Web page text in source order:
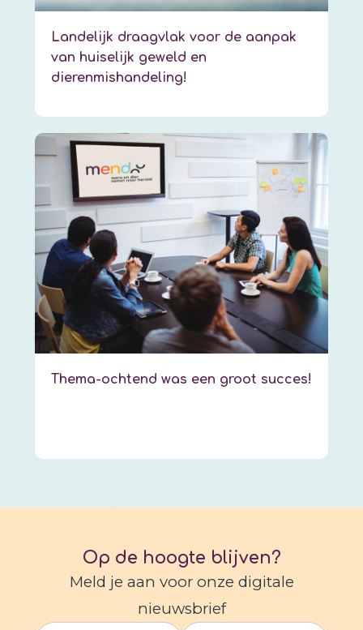
Landelijk draagvlak voor de aanpak
van huiselijk geweld en
dierenmishandeling!
Thema-ochtend was een groot succes!
Op de hoogte blijven?
Meld je aan voor onze digitale
nieuwsbrief